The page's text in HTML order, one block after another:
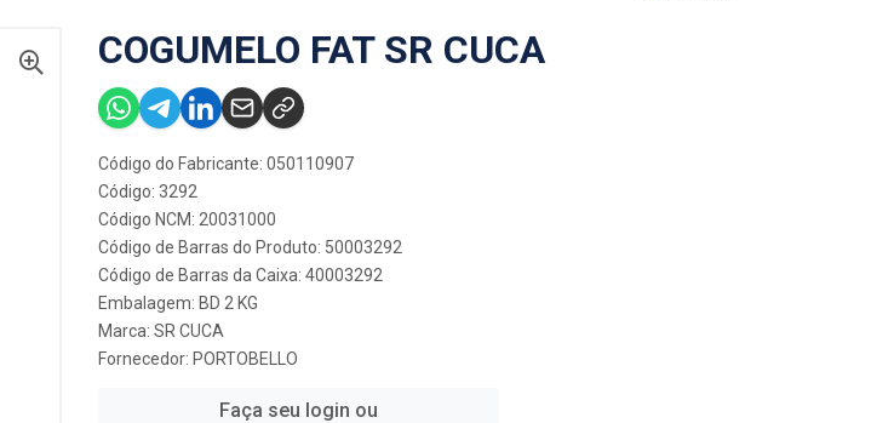
COGUMELO FAT SR CUCA
Código do Fabricante: 050110907
Código: 3292
Código NCM: 20031000
Código de Barras do Produto: 50003292
Código de Barras da Caixa: 40003292
Embalagem: BD 2 KG
Marca: SR CUCA
Fornecedor: PORTOBELLO
Faça seu login ou